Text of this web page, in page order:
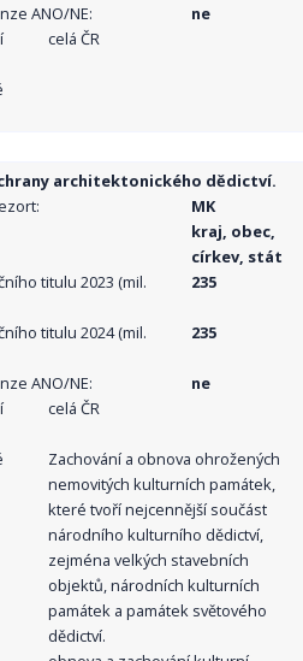
ANO/NE:
ne
celá ČR
architektonického dědictví.
MK
kraj, obec,
církev, stát
titulu 2023 (mil.
235
titulu 2024 (mil.
235
ANO/NE:
ne
celá ČR
Zachování a obnova ohrožených
nemovitých kulturních památek,
které tvoří nejcennější součást
národního kulturního dědictví,
zejména velkých stavebních
objektů, národních kulturních
památek a památek světového
dědictví.